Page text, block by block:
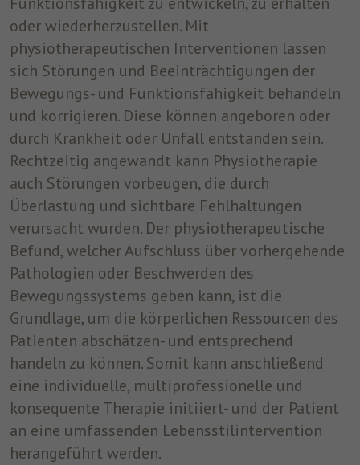
oder wiederherzustellen. Mit
physiotherapeutischen Interventionen lassen
sich Störungen und Beeinträchtigungen der
Bewegungs- und Funktionsfähigkeit behandeln
und korrigieren. Diese können angeboren oder
durch Krankheit oder Unfall entstanden sein.
Rechtzeitig angewandt kann Physiotherapie
auch Störungen vorbeugen, die durch
Überlastung und sichtbare Fehlhaltungen
verursacht wurden. Der physiotherapeutische
Befund, welcher Aufschluss über vorhergehende
Pathologien oder Beschwerden des
Bewegungssystems geben kann, ist die
Grundlage, um die körperlichen Ressourcen des
Patienten abschätzen- und entsprechend
handeln zu können. Somit kann anschließend
eine individuelle, multiprofessionelle und
konsequente Therapie initiiert- und der Patient
an eine umfassenden Lebensstilintervention
herangeführt werden.
Anbieter Facebook
Laufzeit 3 Monate
Zweck
Dieses Cookie wird von Facebook gesetzt,
um nach dem Besuch der Website entweder
auf Facebook oder auf einer digitalen
unterstützt wird, Werbung anzuzeigen.
Anbieter Facebook
3 Monate
Zweck
Facebook setzt dieses Cookie, um den
Nutzern relevante Werbung zu zeigen,
indem es das Nutzerverhalten im gesamten
Web auf Websites verfolgt, die über das
Facebook-Pixel oder das Facebook Social
Plugin verfügen.